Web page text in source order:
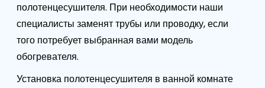
полотенцесушителя. При необходимости наши
специалисты заменят трубы или проводку, если
того потребует выбранная вами модель
обогревателя.
Установка полотенцесушителя в ванной комнате